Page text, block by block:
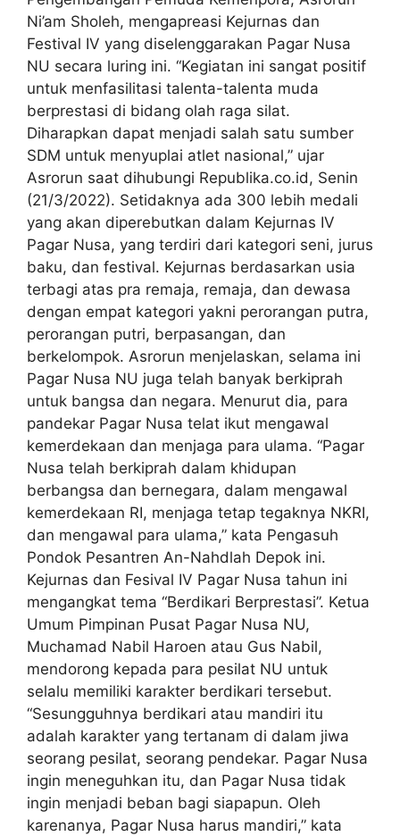
Ni’am Sholeh, mengapreasi Kejurnas dan
Festival IV yang diselenggarakan Pagar Nusa
NU secara luring ini. “Kegiatan ini sangat positif
untuk menfasilitasi talenta-talenta muda
berprestasi di bidang olah raga silat.
Diharapkan dapat menjadi salah satu sumber
SDM untuk menyuplai atlet nasional,” ujar
Asrorun saat dihubungi Republika.co.id, Senin
(21/3/2022). Setidaknya ada 300 lebih medali
yang akan diperebutkan dalam Kejurnas IV
Pagar Nusa, yang terdiri dari kategori seni, jurus
baku, dan festival. Kejurnas berdasarkan usia
terbagi atas pra remaja, remaja, dan dewasa
dengan empat kategori yakni perorangan putra,
perorangan putri, berpasangan, dan
berkelompok. Asrorun menjelaskan, selama ini
Pagar Nusa NU juga telah banyak berkiprah
untuk bangsa dan negara. Menurut dia, para
pandekar Pagar Nusa telat ikut mengawal
kemerdekaan dan menjaga para ulama. “Pagar
Nusa telah berkiprah dalam khidupan
berbangsa dan bernegara, dalam mengawal
kemerdekaan RI, menjaga tetap tegaknya NKRI,
dan mengawal para ulama,” kata Pengasuh
Pondok Pesantren An-Nahdlah Depok ini.
Kejurnas dan Fesival IV Pagar Nusa tahun ini
mengangkat tema “Berdikari Berprestasi”. Ketua
Umum Pimpinan Pusat Pagar Nusa NU,
Muchamad Nabil Haroen atau Gus Nabil,
mendorong kepada para pesilat NU untuk
selalu memiliki karakter berdikari tersebut.
“Sesungguhnya berdikari atau mandiri itu
adalah karakter yang tertanam di dalam jiwa
seorang pesilat, seorang pendekar. Pagar Nusa
ingin meneguhkan itu, dan Pagar Nusa tidak
ingin menjadi beban bagi siapapun. Oleh
karenanya, Pagar Nusa harus mandiri,” kata